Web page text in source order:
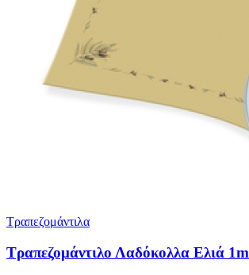
Τραπεζομάντιλα
Τραπεζομάντιλο Λαδόκολλα Ελιά 1m